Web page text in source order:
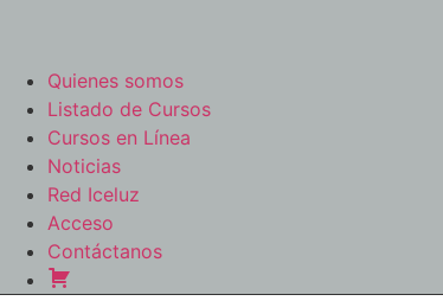
Quienes somos
Listado de Cursos
Cursos en Línea
Noticias
Red Iceluz
Acceso
Contáctanos